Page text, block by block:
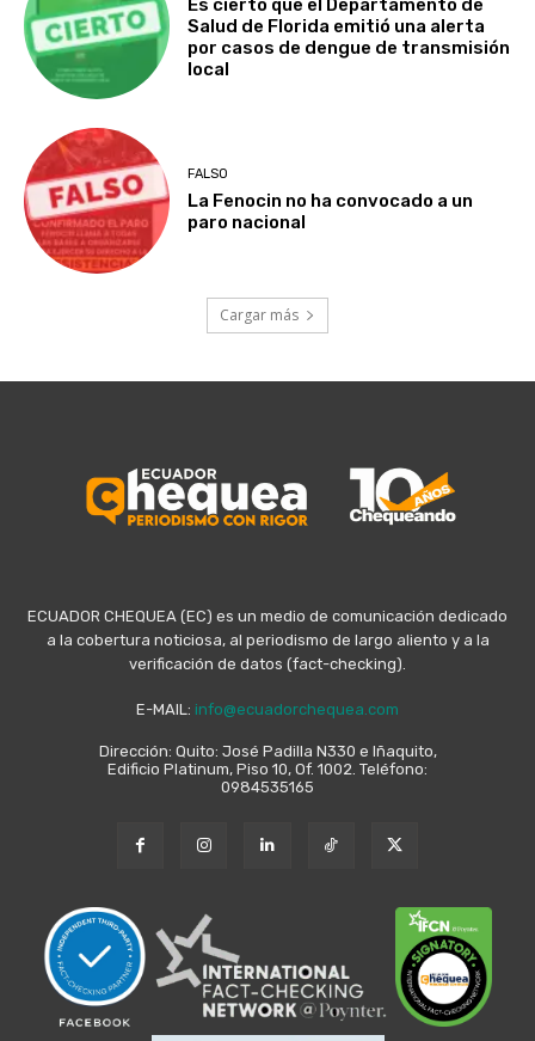
Es cierto que el Departamento de
Salud de Florida emitió una alerta
por casos de dengue de transmisión
local
FALSO
La Fenocin no ha convocado a un
paro nacional
Cargar más
ECUADOR CHEQUEA (EC) es un medio de comunicación dedicado
a la cobertura noticiosa, al periodismo de largo aliento y a la
verificación de datos (fact-checking).
E-MAIL: info@ecuadorchequea.com
Dirección: Quito: José Padilla N330 e Iñaquito,
Edificio Platinum, Piso 10, Of. 1002. Teléfono:
0984535165